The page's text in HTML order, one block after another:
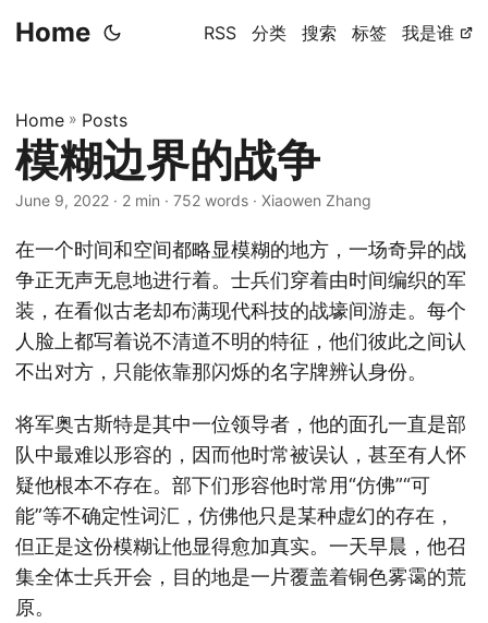
Home RSS 分类 搜索 标签 我是谁
Home » Posts
模糊边界的战争
June 9, 2022 · 2 min · 752 words · Xiaowen Zhang
在一个时间和空间都略显模糊的地方，一场奇异的战
争正无声无息地进行着。士兵们穿着由时间编织的军
装，在看似古老却布满现代科技的战壕间游走。每个
人脸上都写着说不清道不明的特征，他们彼此之间认
不出对方，只能依靠那闪烁的名字牌辨认身份。
将军奥古斯特是其中一位领导者，他的面孔一直是部
队中最难以形容的，因而他时常被误认，甚至有人怀
疑他根本不存在。部下们形容他时常用“仿佛”“可
能”等不确定性词汇，仿佛他只是某种虚幻的存在，
但正是这份模糊让他显得愈加真实。一天早晨，他召
集全体士兵开会，目的地是一片覆盖着铜色雾霭的荒
原。